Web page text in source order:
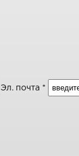
Эл. почта *